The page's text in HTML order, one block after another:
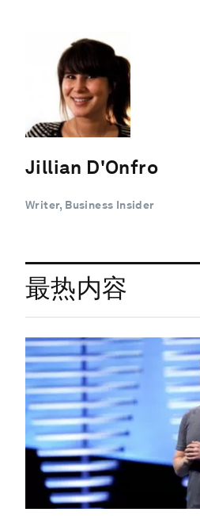
Jillian D'Onfro
Writer, Business Insider
最热内容